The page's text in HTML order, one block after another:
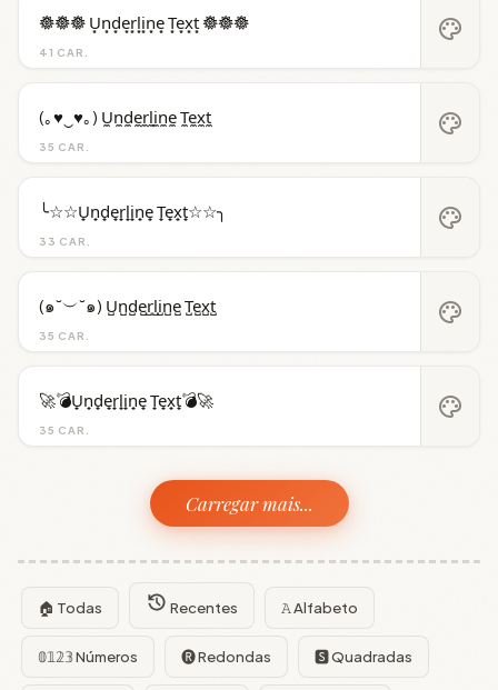
41 CAR.
𖣔𖣔𖣔 U͙n͙d͙e͙r͙l͙i͙n͙e͙ T͙e͙x͙t͙ 𖣔𖣔𖣔 palette
35 CAR.
(｡♥‿♥｡) U̼n̼d̼e̼r̼l̼i̼n̼e̼ T̼e̼x̼t̼ palette
33 CAR.
╰☆☆U̟n̟d̟e̟r̟l̟i̟n̟e̟ T̟e̟x̟t̟☆☆╮ palette
35 CAR.
(๑˘︶˘๑) U̺n̺d̺e̺r̺l̺i̺n̺e̺ T̺e̺x̺t̺ palette
35 CAR.
🚀💣U̟n̟d̟e̟r̟l̟i̟n̟e̟ T̟e̟x̟t̟💣🚀 palette
Carregar mais...
🏠 Todas Recentes 𝙰 Alfabeto
𝟘𝟙𝟚𝟛 Números 🅡 Redondas 🆂 Quadradas